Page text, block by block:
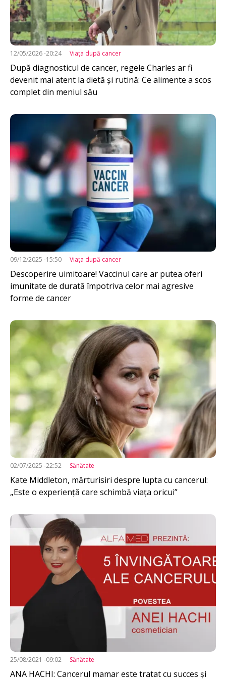
12/05/2026 -20:24 Viața după cancer
După diagnosticul de cancer, regele Charles ar fi
devenit mai atent la dietă și rutină: Ce alimente a scos
complet din meniul său
Imagine
09/12/2025 -15:50 Viața după cancer
Descoperire uimitoare! Vaccinul care ar putea oferi
imunitate de durată împotriva celor mai agresive
forme de cancer
Imagine
02/07/2025 -22:52 Sănătate
Kate Middleton, mărturisiri despre lupta cu cancerul:
„Este o experiență care schimbă viața oricui”
Imagine
25/08/2021 -09:02 Sănătate
ANA HACHI: Cancerul mamar este tratat cu succes și